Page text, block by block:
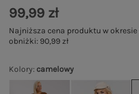
Kolory: camelowy
99,99 zł
Najniższa cena produktu w
obniżki: 90,99 zł